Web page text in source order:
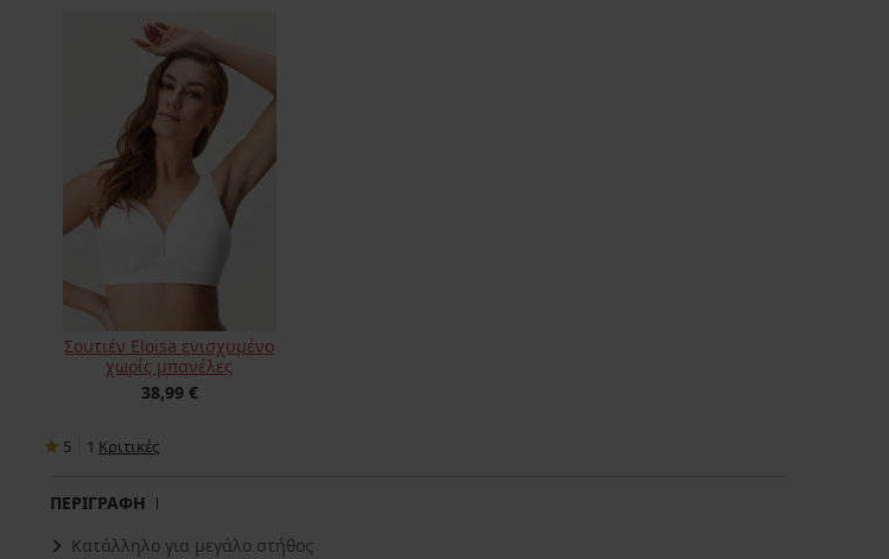
Σουτιέν Eloisa ενισχυμένο
χωρίς μπανέλες
38,99 €
5 1 Κριτικές
ΠΕΡΙΓΡΑΦΗ
Κατάλληλο για μεγάλο στήθος